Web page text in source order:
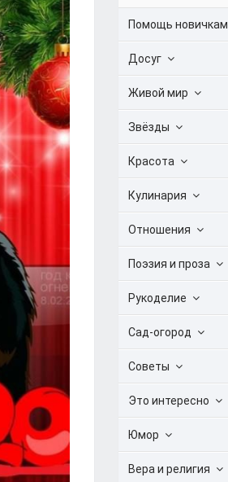
Помощь новичкам
Досуг
Живой мир
Звёзды
Красота
Кулинария
Отношения
Поэзия и проза
Рукоделие
Сад-огород
Советы
Это интересно
Юмор
Вера и религия